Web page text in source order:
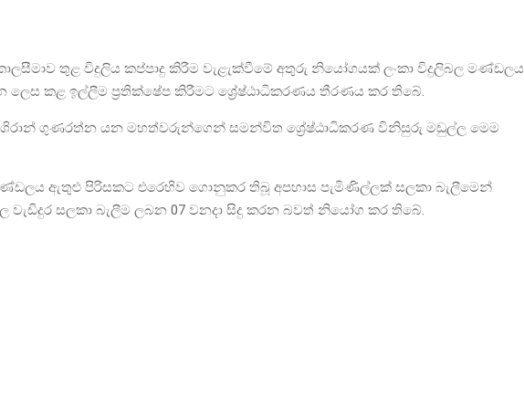
තුළ විදුලිය කප්පාදු කිරීම වැළැක්වීමේ අතුරු නියෝගයක් ලංකා විදුලිබල මණ්ඩලය
කළ ඉල්ලීම ප්‍රතික්ෂේප කිරීමට ශ්‍රේෂ්ඨාධිකරණය තීරණය කර තිබේ.
ශිරාන් ගුණරත්න යන මහත්වරුන්ගෙන් සමන්විත ශ්‍රේෂ්ඨාධිකරණ විනිසුරු මඩුල්ල මෙම
ඇතුළු පිරිසකට එරෙහිව ගොනුකර තිබූ අපහාස පැමිණිල්ලක් සලකා බැලීමෙන්
සලකා බැලීම ලබන 07 වනදා සිදු කරන බවත් නියෝග කර තිබේ.